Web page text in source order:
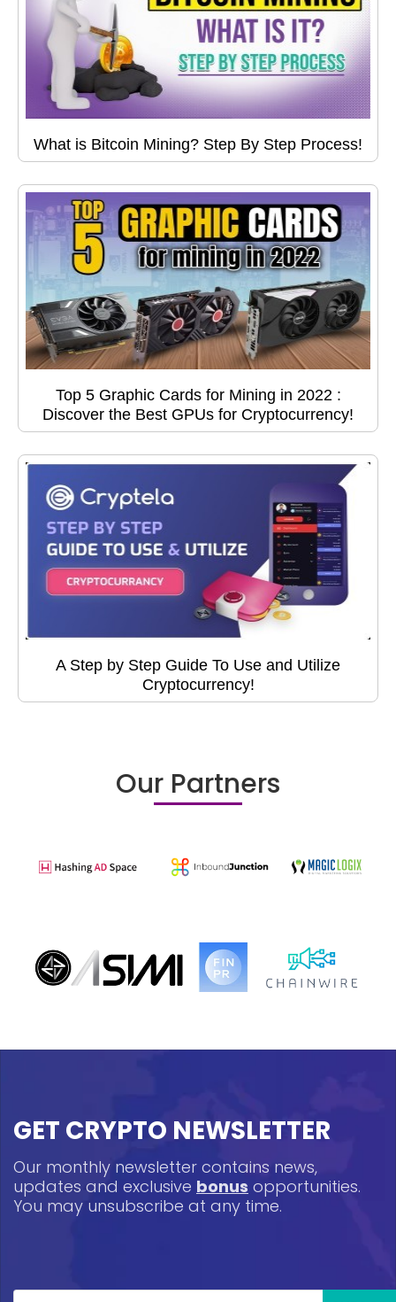
What is Bitcoin Mining? Step By Step Process!
Top 5 Graphic Cards for Mining in 2022 :
Discover the Best GPUs for Cryptocurrency!
A Step by Step Guide To Use and Utilize
Cryptocurrency!
Our Partners
GET CRYPTO NEWSLETTER
Our monthly newsletter contains news,
updates and exclusive bonus opportunities.
You may unsubscribe at any time.